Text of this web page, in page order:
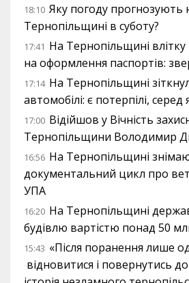
18:10 Яку погоду прогнозують
Тернопільщині в суботу?
17:41 На Тернопільщині
на оформлення паспортів:
17:14 На Тернопільщині
автомобілі: є потерпілі,
17:00 Відійшов у Вічність
Тернопільщини Володимир
16:56 На Тернопільщині
документальний цикл про
УПА
16:20 На Тернопільщині
будівлю вартістю понад 50
15:43 «Після поранення лише
відновитися і повернутись